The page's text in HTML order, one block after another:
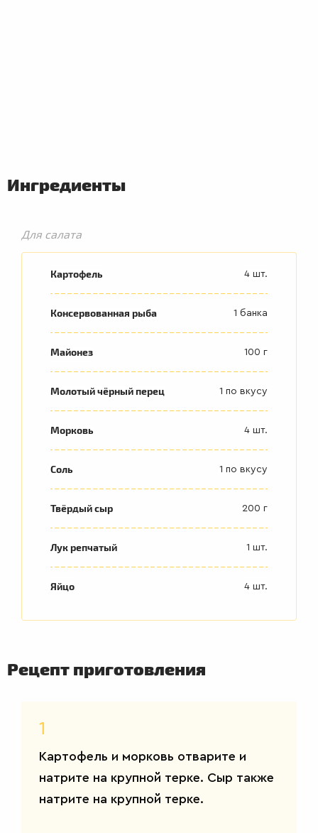
Ингредиенты
Для салата
Картофель 4 шт.
Консервованная рыба 1 банка
Майонез 100 г
Молотый чёрный перец 1 по вкусу
Морковь 4 шт.
Соль 1 по вкусу
Твёрдый сыр 200 г
Лук репчатый 1 шт.
Яйцо 4 шт.
Рецепт приготовления
1
Картофель и морковь отварите и
натрите на крупной терке. Сыр также
натрите на крупной терке.